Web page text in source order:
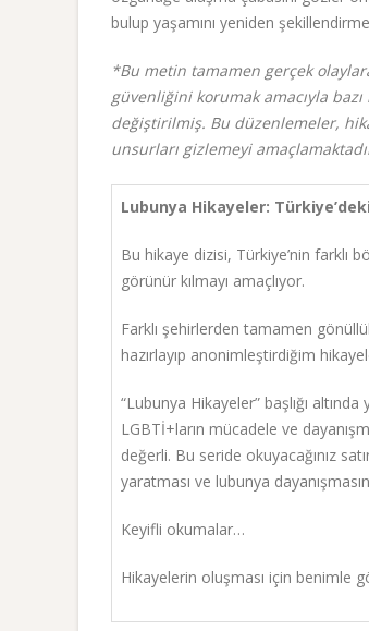
bulup yaşamını yeniden
*Bu metin tamamen gerçek
güvenliğini korumak amacıyla
değiştirilmiş. Bu düzenlemeler,
unsurları gizlemeyi
Lubunya Hikayeler:
Bu hikaye dizisi, Türkiye’nin farklı
görünür kılmayı amaçlıyor.
Farklı şehirlerden tamamen
hazırlayıp anonimleştirdiğim
“Lubunya Hikayeler” başlığı
LGBTİ+ların mücadele ve
değerli. Bu seride okuyacağınız
yaratması ve lubunya
Keyifli okumalar…
Hikayelerin oluşması için benimle